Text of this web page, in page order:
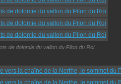
de dolomie du vallon du Pilon du Roi